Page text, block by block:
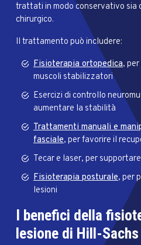
trattati in modo conservativo sia
chirurgico.
Il trattamento può includere:
Fisioterapia ortopedica,
muscoli stabilizzatori
Esercizi di controllo
aumentare la stabilità
Trattamenti manuali e
fasciale, per favorire il
Tecar e laser, per
Fisioterapia posturale, per
lesioni
I benefici della
lesione di Hill-Sachs